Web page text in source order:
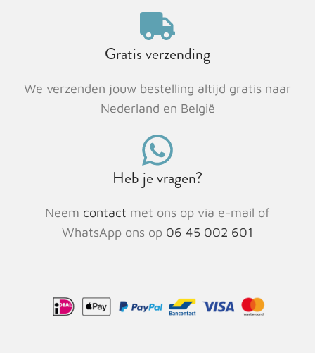
Gratis verzending
We verzenden jouw bestelling altijd gratis naar
Nederland en België
Heb je vragen?
Neem contact met ons op via e-mail of
WhatsApp ons op 06 45 002 601